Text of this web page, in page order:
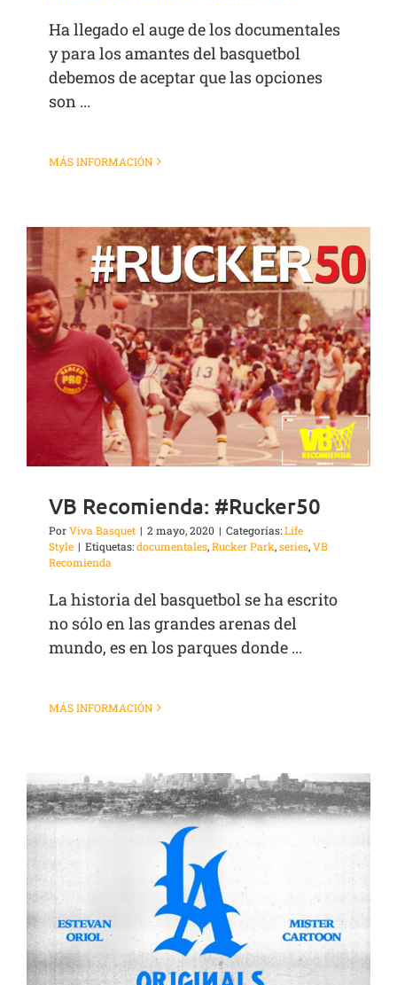
Ha llegado el auge de los documentales
y para los amantes del basquetbol
debemos de aceptar que las opciones
son ...
MÁS INFORMACIÓN
VB Recomienda: #Rucker50
PorViva Basquet | 2 mayo, 2020 | Categorías:Life
Style | Etiquetas:documentales,Rucker Park,series,VB
Recomienda
La historia del basquetbol se ha escrito
no sólo en las grandes arenas del
mundo, es en los parques donde ...
MÁS INFORMACIÓN